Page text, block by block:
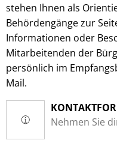
stehen Ihnen als
Behördengänge zur
Informationen oder
Mitarbeitenden der
persönlich im
Mail.
Nehmen Sie